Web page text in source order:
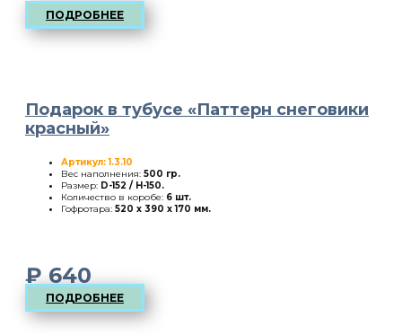
ПОДРОБНЕЕ
Подарок в тубусе «Паттерн снеговики
красный»
Артикул: 1.3.10
Вес наполнения: 500 гр.
Размер: D-152 / H-150.
Количество в коробе: 6 шт.
Гофротара: 520 х 390 х 170 мм.
₽640
ПОДРОБНЕЕ